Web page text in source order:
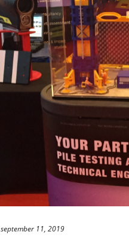
september 11, 2019